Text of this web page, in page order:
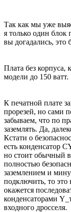
Так как мы уже
я только один блок
вы догадались, это
Плата без корпуса,
модели до 150 ватт.
К печатной плате
прорезей, но сами
забываем, что по
заземлять. Да,
Кстати о
есть конденсатор
но стоит обычный
полностью
заземлением и
подключить, то это
окажется
конденсаторами
входного дросселя.